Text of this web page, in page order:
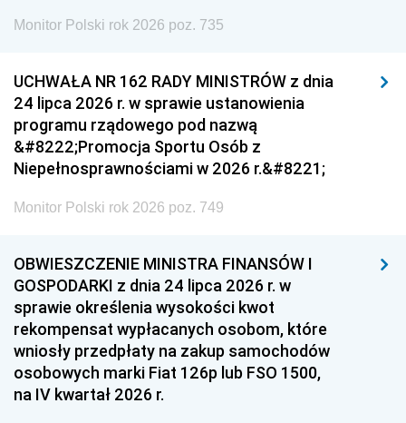
Monitor Polski rok 2026 poz. 735
UCHWAŁA NR 162 RADY MINISTRÓW z dnia
24 lipca 2026 r. w sprawie ustanowienia
programu rządowego pod nazwą
&#8222;Promocja Sportu Osób z
Niepełnosprawnościami w 2026 r.&#8221;
Monitor Polski rok 2026 poz. 749
OBWIESZCZENIE MINISTRA FINANSÓW I
GOSPODARKI z dnia 24 lipca 2026 r. w
sprawie określenia wysokości kwot
rekompensat wypłacanych osobom, które
wniosły przedpłaty na zakup samochodów
osobowych marki Fiat 126p lub FSO 1500,
na IV kwartał 2026 r.